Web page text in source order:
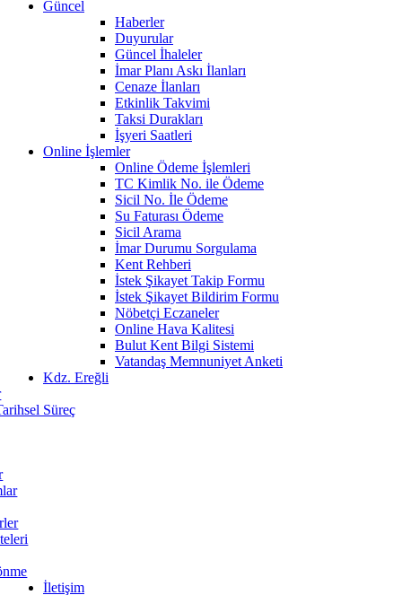
Güncel
Haberler
Duyurular
Güncel İhaleler
İmar Planı Askı İlanları
Cenaze İlanları
Etkinlik Takvimi
Taksi Durakları
İşyeri Saatleri
Online İşlemler
Online Ödeme İşlemleri
TC Kimlik No. ile Ödeme
Sicil No. İle Ödeme
Su Faturası Ödeme
Sicil Arama
İmar Durumu Sorgulama
Kent Rehberi
İstek Şikayet Takip Formu
İstek Şikayet Bildirim Formu
Nöbetçi Eczaneler
Online Hava Kalitesi
Bulut Kent Bilgi Sistemi
Vatandaş Memnuniyet Anketi
Kdz. Ereğli
Süreç
İletişim